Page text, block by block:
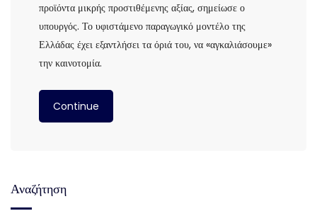
προϊόντα μικρής προστιθέμενης αξίας, σημείωσε ο
υπουργός. Το υφιστάμενο παραγωγικό μοντέλο της
Ελλάδας έχει εξαντλήσει τα όριά του, να «αγκαλιάσουμε»
την καινοτομία.
Continue
Αναζήτηση